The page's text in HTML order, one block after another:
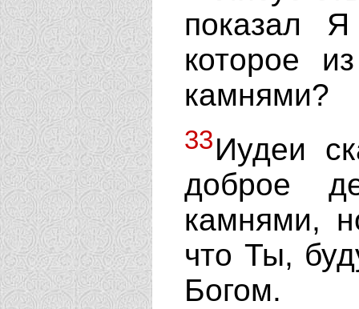
показал
которое
камнями?
33Иудеи
доброе
камнями,
что Ты,
Богом.